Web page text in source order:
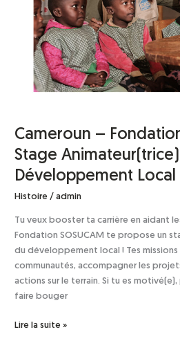
Cameroun –
Stage
Développement Local
Histoire /admin
Tu veux booster ta carrière en aidant
Fondation SOSUCAM te propose un
du développement local ! Tes
communautés, accompagner les
actions sur le terrain. Si tu es
faire bouger
Développement
Local
Lire la suite »